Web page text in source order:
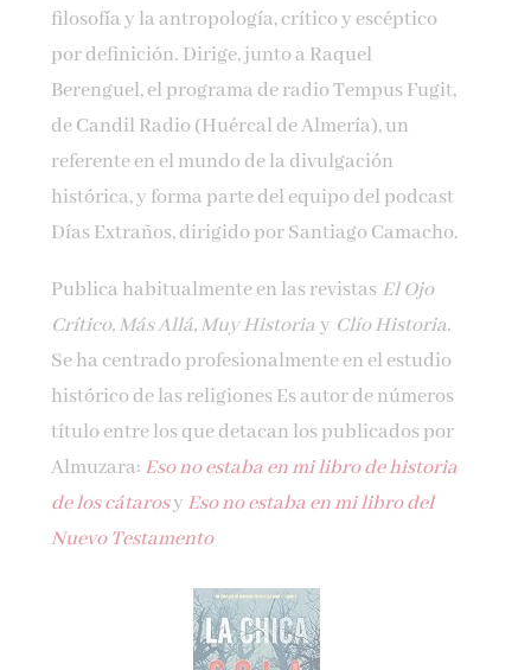
filosofía y la antropología, crítico y escéptico
por definición. Dirige, junto a Raquel
Berenguel, el programa de radio Tempus Fugit,
de Candil Radio (Huércal de Almería), un
referente en el mundo de la divulgación
histórica, y forma parte del equipo del podcast
Días Extraños, dirigido por Santiago Camacho.
Publica habitualmente en las revistas El Ojo
Crítico, Más Allá, Muy Historia y Clío Historia.
Se ha centrado profesionalmente en el estudio
histórico de las religiones Es autor de números
título entre los que detacan los publicados por
Almuzara: Eso no estaba en mi libro de historia
de los cátarosy Eso no estaba en mi libro del
Nuevo Testamento